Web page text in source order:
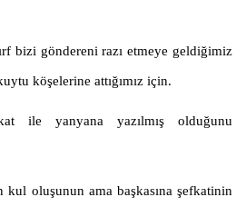
bizi göndereni razı etmeye geldiğimiz
köşelerine attığımız için.
ile yanyana yazılmış olduğunu
oluşunun ama başkasına şefkatinin